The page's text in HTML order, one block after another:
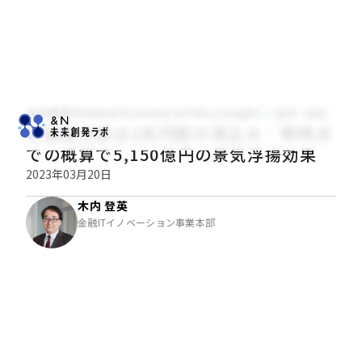
木内登英のGlobal Economy & Policy Insight
物価高対策は2兆円超の見込み：現時点
での概算で5,150億円の景気浮揚効果
2023年03月20日
木内 登英
金融ITイノベーション事業本部